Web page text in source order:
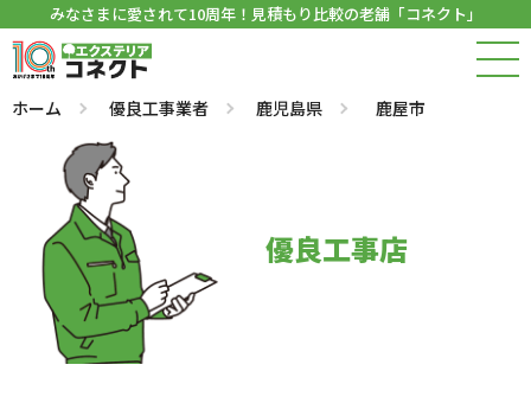
みなさまに愛されて10周年！見積もり比較の老舗「コネクト」
ホーム 優良工事業者 鹿児島県 鹿屋市
優良工事店